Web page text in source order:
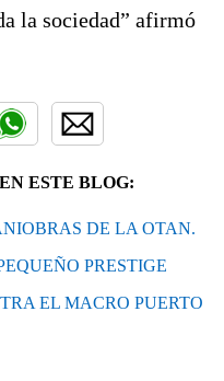
la sociedad” afirmó
ESTE BLOG:
DE LA OTAN.
PRESTIGE
EL MACRO PUERTO